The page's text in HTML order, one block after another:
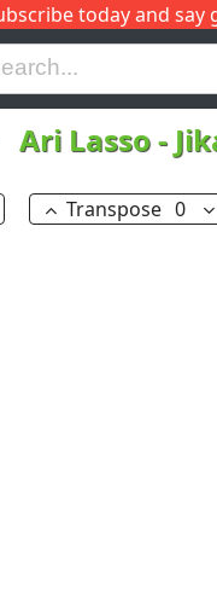
today and say
I J
Ari Lasso-
Transpose 0